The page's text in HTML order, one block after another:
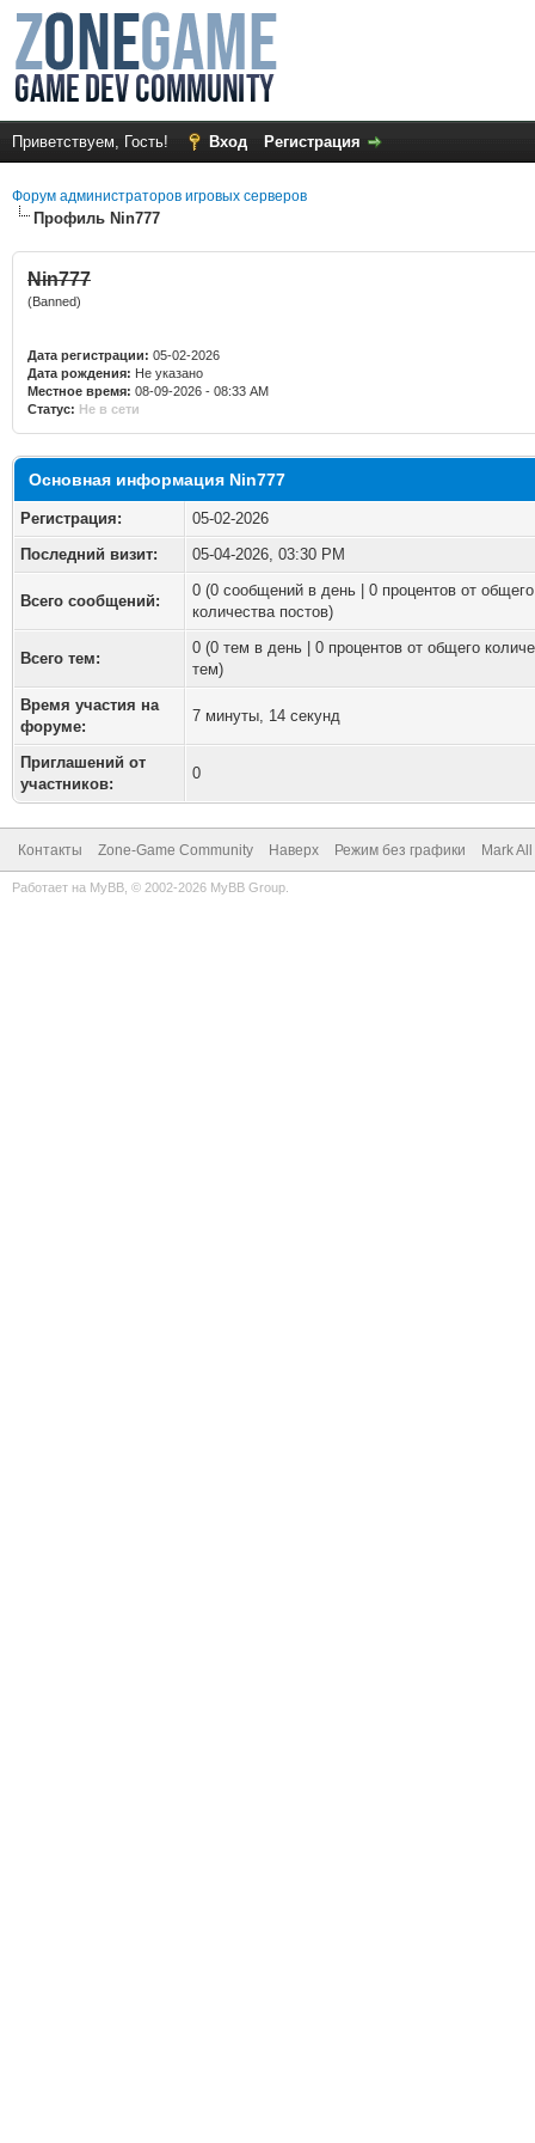
Приветствуем, Гость! Вход Регистрация
Форум администраторов игровых серверов
Профиль Nin777
Nin777
(Banned)
Дата регистрации: 05-02-2026
Дата рождения: Не указано
Местное время: 08-09-2026 - 08:33 AM
Статус: Не в сети
Основная информация Nin777
Регистрация:
05-02-2026
Последний визит:
05-04-2026, 03:30 PM
Всего сообщений:
0 (0 сообщений в день | 0 процентов от общего
количества постов)
Всего тем:
0 (0 тем в день | 0 процентов от общего
тем)
Время участия на
форуме:
7 минуты, 14 секунд
Приглашений от
участников:
0
Контакты Zone-Game Community Наверх Режим без графики Mark
Работает на MyBB , © 2002-2026 MyBB Group